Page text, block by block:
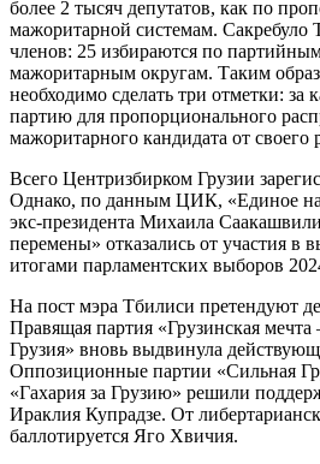
более 2 тысяч депутатов, как по
мажоритарной системам. Сакребуло
членов: 25 избираются по
мажоритарным округам. Таким
необходимо сделать три отметки: за
партию для пропорционального
мажоритарного кандидата от своего
Всего Центризбирком Грузии
Однако, по данным ЦИК, «Единое
экс-президента Михаила
перемены» отказались от участия в
итогами парламентских выборов
На пост мэра Тбилиси претендуют
Правящая партия «Грузинская
Грузия» вновь выдвинула
Оппозиционные партии «Сильная
«Гахария за Грузию» решили
Ираклия Купрадзе. От
баллотируется Яго Хвичия.